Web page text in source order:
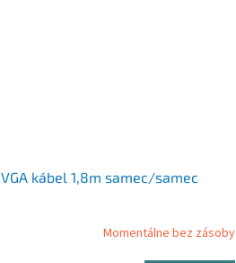
VGA kábel 1,8m samec/samec
Momentálne bez zásoby